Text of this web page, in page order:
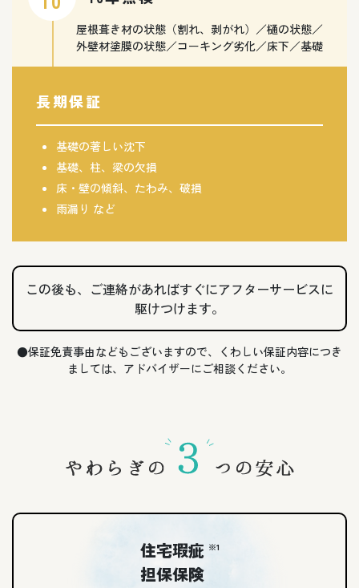
屋根葺き材の状態（割れ、剥がれ）／樋の状態／
外壁材塗膜の状態／コーキング劣化／床下／基礎
長期保証
基礎の著しい沈下
基礎、柱、梁の欠損
床・壁の傾斜、たわみ、破損
雨漏り など
この後も、ご連絡があればすぐにアフターサービスに
駆けつけます。
●保証免責事由などもございますので、くわしい保証内容につき
ましては、アドバイザーにご相談ください。
住宅瑕疵 ※1
担保保険